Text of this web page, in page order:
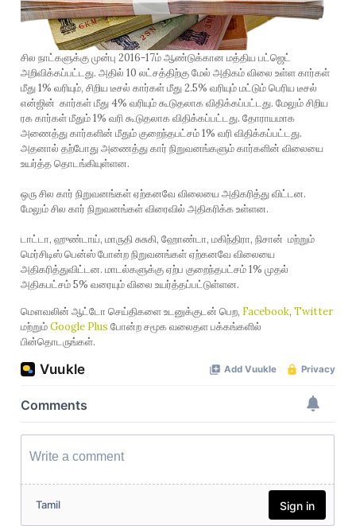
சில நாட்களுக்கு முன்பு 2016-17ம் ஆண்டுக்கான மத்திய பட்ஜெட்
அறிவிக்கப்பட்டது. அதில் 10 லட்சத்திற்கு மேல் அதிகம் விலை உள்ள கார்கள்
மீது 1% வரியும், சிறிய டீசல் கார்கள் மீது 2.5% வரியும் மட்டும் பெரிய டீசல்
என்ஜின் கார்கள் மீது 4% வரியும் கூடுதலாக விதிக்கப்பட்டது. மேலும் சிறிய
ரக கார்கள் மீதும் 1% வரி கூடுதலாக விதிக்கப்பட்டது. தோராயமாக
அணைத்து கார்களின் மீதும் குறைந்தபட்சம் 1% வரி விதிக்கப்பட்டது.
அதனால் தற்போது அணைத்து கார் நிறுவனங்களும் கார்களின் விலையை
உயர்த்த தொடங்கியுள்ளன.
ஒரு சில கார் நிறுவனங்கள் ஏற்கனவே விலையை அதிகரித்து விட்டன.
மேலும் சில கார் நிறுவனங்கள் விரைவில் அதிகரிக்க உள்ளன.
டாட்டா, ஹுண்டாய், மாருதி சுசுகி, ஹோண்டா, மகிந்திரா, நிசான் மற்றும்
மெர்சிடிஸ் பென்ஸ் போன்ற நிறுவனங்கள் ஏற்கனவே விலையை
அதிகரித்துவிட்டன. மாடல்களுக்கு ஏற்ப குறைந்தபட்சம் 1% முதல்
அதிகபட்சம் 5% வரையும் விலை உயர்த்தப்பட்டுள்ளன.
மௌவலின் ஆட்டோ செய்திகளை உடனுக்குடன் பெற, Facebook, Twitter
மற்றும்Google Plus போன்ற சமூக வலைதள பக்கங்களில்
பின்தொடருங்கள்.